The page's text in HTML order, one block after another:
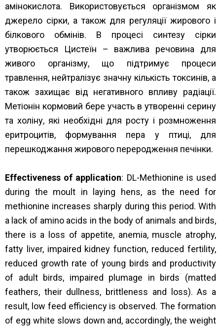
амінокислота. Використовується організмом як
джерело сірки, а також для регуляції жирового і
білкового обмінів. В процесі синтезу сірки
утворюється Цистеїн – важлива речовина для
живого організму, що підтримує процеси
травлення, нейтралізує значну кількість токсинів, а
також захищає від негативного впливу радіації.
Метіонін кормовий бере участь в утворенні серину
та холіну, які необхідні для росту і розмноження
еритроцитів, формування пера у птиці, для
перешкоджання жирового переродження печінки.
Effectiveness of application: DL-Methionine is used
during the moult in laying hens, as the need for
methionine increases sharply during this period. With
a lack of amino acids in the body of animals and birds,
there is a loss of appetite, anemia, muscle atrophy,
fatty liver, impaired kidney function, reduced fertility,
reduced growth rate of young birds and productivity
of adult birds, impaired plumage in birds (matted
feathers, their dullness, brittleness and loss). As a
result, low feed efficiency is observed. The formation
of egg white slows down and, accordingly, the weight